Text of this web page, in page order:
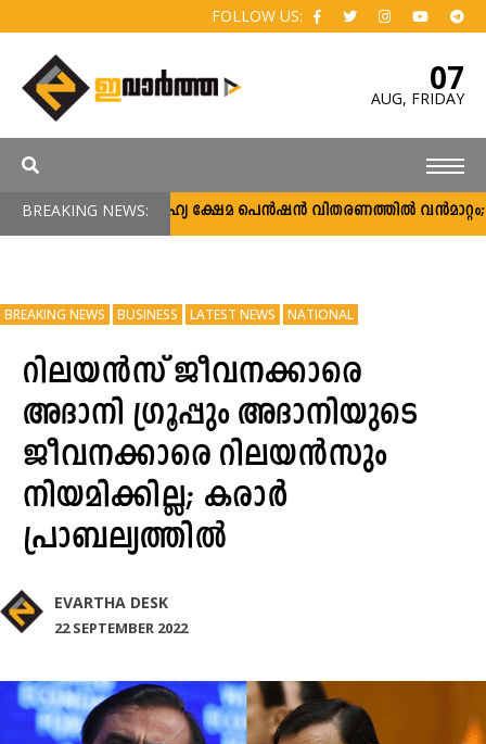
FOLLOW US:
07
AUG, FRIDAY
BREAKING NEWS:സാമൂഹ്യ ക്ഷേമ പെൻഷൻ വിതരണത്തിൽ വൻമാറ്റം;
BREAKING NEWS BUSINESS LATEST NEWS NATIONAL
റിലയൻസ് ജീവനക്കാരെ
അദാനി ​ഗ്രൂപ്പും അദാനിയുടെ
ജീവനക്കാരെ റിലയൻസും
നിയമിക്കില്ല; കരാർ
പ്രാബല്യത്തിൽ
EVARTHA DESK
22 SEPTEMBER 2022